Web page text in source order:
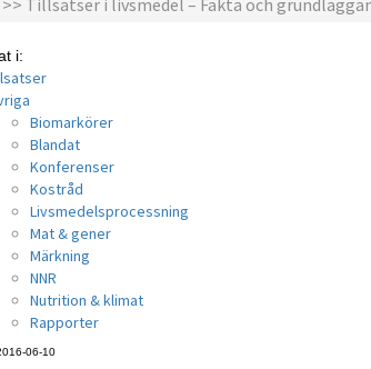
i:
Biomarkörer
Blandat
Konferenser
Kostråd
Livsmedelsprocessning
Mat & gener
Märkning
NNR
Nutrition & klimat
Rapporter
06-10